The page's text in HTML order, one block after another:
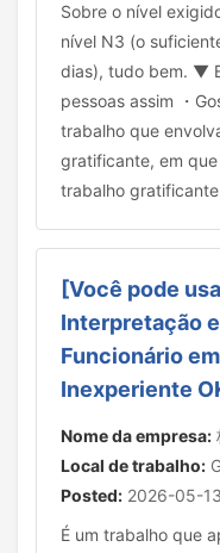
Sobre o nível
nível N3 (o
dias), tudo bem. ▼
pessoas assim ・
trabalho que
gratificante, em que
trabalho
[Você pode
Interpretação
Funcionário
Inexperiente
Nome da empresa:
Local de trabalho:
Posted: 2026-05-13
É um trabalho que